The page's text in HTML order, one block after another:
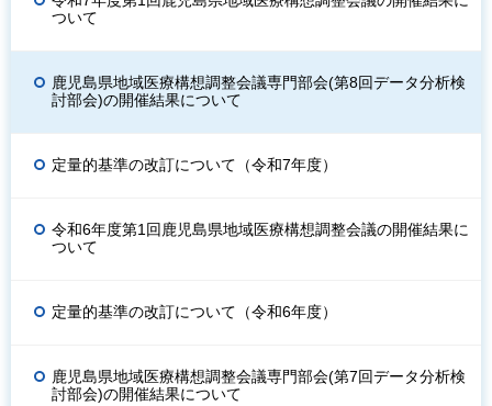
ついて
鹿児島県地域医療構想調整会議専門部会(第8回データ分析検
討部会)の開催結果について
定量的基準の改訂について（令和7年度）
令和6年度第1回鹿児島県地域医療構想調整会議の開催結果に
ついて
定量的基準の改訂について（令和6年度）
鹿児島県地域医療構想調整会議専門部会(第7回データ分析検
討部会)の開催結果について